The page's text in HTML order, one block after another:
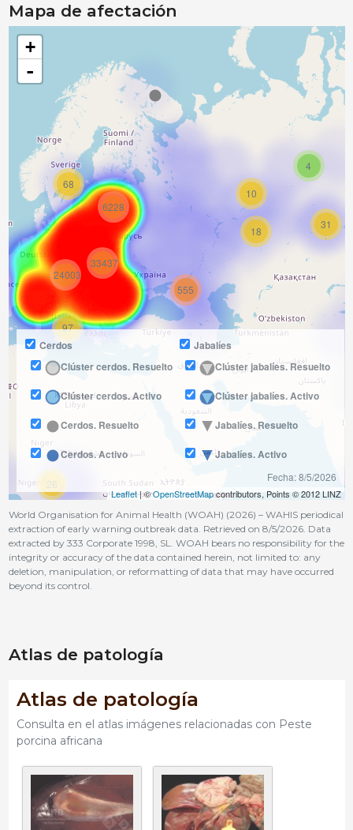
Mapa de afectación
97
4
31
10
68
24003
33437
6228
26
18
555
+
-
Cerdos
Jabalíes
Clúster cerdos. Resuelto
Clúster jabalíes. Resuelto
Clúster cerdos. Activo Clúster jabalíes. Activo
Cerdos. Resuelto Jabalíes. Resuelto
Cerdos. Activo Jabalíes. Activo
Fecha: 8/5/2026
Leaflet| ©OpenStreetMapcontributors, Points © 2012 LINZ
World Organisation for Animal Health (WOAH) (2026) – WAHIS periodical
extraction of early warning outbreak data. Retrieved on 8/5/2026. Data
extracted by 333 Corporate 1998, SL. WOAH bears no responsibility for the
integrity or accuracy of the data contained herein, not limited to: any
deletion, manipulation, or reformatting of data that may have occurred
beyond its control.
Atlas de patología
Atlas de patología
Consulta en el atlas imágenes relacionadas con Peste
porcina africana